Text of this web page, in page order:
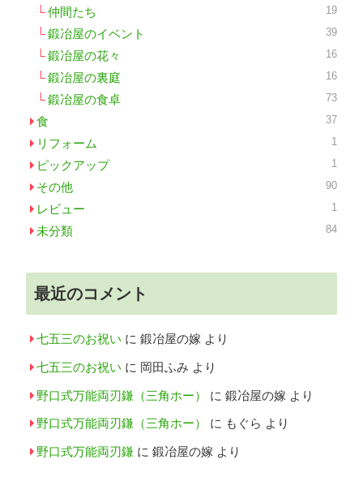
仲間たち 19
鍛冶屋のイベント 39
鍛冶屋の花々 16
鍛冶屋の裏庭 16
鍛冶屋の食卓 73
食 37
リフォーム 1
ピックアップ 1
その他 90
レビュー 1
未分類 84
最近のコメント
七五三のお祝い に 鍛冶屋の嫁 より
七五三のお祝い に 岡田ふみ より
野口式万能両刃鎌（三角ホー） に 鍛冶屋の嫁 より
野口式万能両刃鎌（三角ホー） に もぐら より
野口式万能両刃鎌 に 鍛冶屋の嫁 より